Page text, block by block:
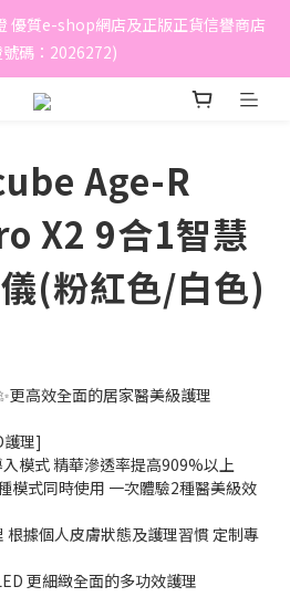
優質e-shop網店及正版正貨信譽商店
號碼：2026272)
Age-R
X2 9合1智慧
(粉紅色/白色)
更高效全面的居家醫美級護理
護理]
入模式 精華滲透率提高909%以上
模式同時使用 一次體驗2種醫美級效
根據個人皮膚狀態及護理習慣 定制專
更細緻全面的多功效護理